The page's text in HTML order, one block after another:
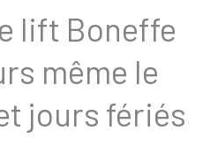
lift Boneffe
même le
jours fériés